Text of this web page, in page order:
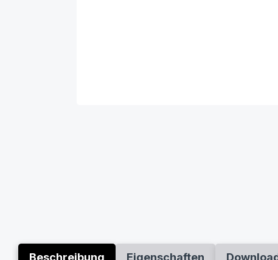
Beschreibung Eigenschaften